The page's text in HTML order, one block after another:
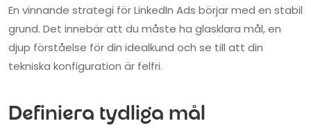
En vinnande strategi för LinkedIn Ads börjar med en stabil
grund. Det innebär att du måste ha glasklara mål, en
djup förståelse för din idealkund och se till att din
tekniska konfiguration är felfri.
Definiera tydliga mål